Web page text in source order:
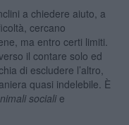
a chiedere aiuto, a
cercano
ma entro certi limiti.
il contare solo ed
di escludere l’altro,
quasi indelebile. È
socialie